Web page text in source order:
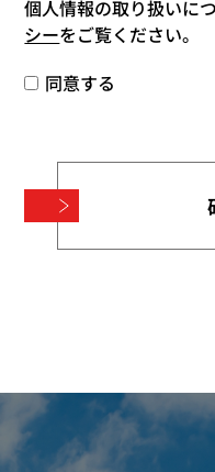
個人情報の取り扱いに
シーをご覧ください。
同意する